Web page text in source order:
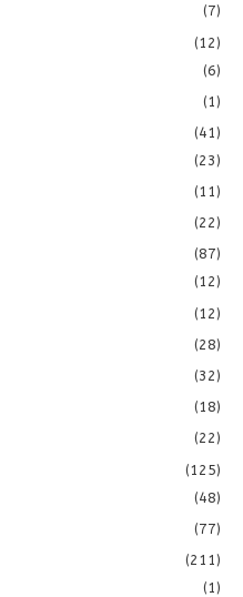
(7)
(12)
(6)
(1)
(41)
(23)
(11)
(22)
(87)
(12)
(12)
(28)
(32)
(18)
(22)
(125)
(48)
(77)
(211)
(1)